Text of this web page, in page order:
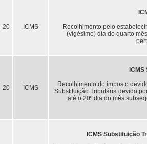
20 ICMS
Recolhimento pelo
(vigésimo) dia do quarto
20 ICMS
Recolhimento do imposto
Substituição Tributária devido
até o 20º dia do mês
ICMS Substituição